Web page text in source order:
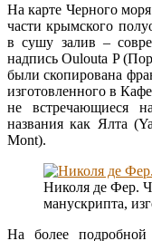
На карте Черного
части крымского
в сушу залив –
надпись Oulouta P
были скопирована
изготовленного в
не встречающиеся
названия как Ялта
Mont).
Николя де Фер.
манускрипта,
На более подробной